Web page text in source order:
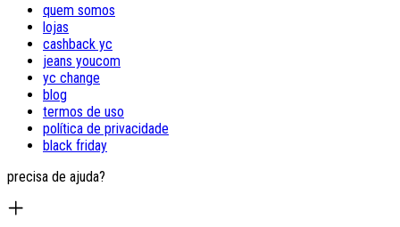
quem somos
lojas
cashback yc
jeans youcom
yc change
blog
termos de uso
política de privacidade
black friday
precisa de ajuda?